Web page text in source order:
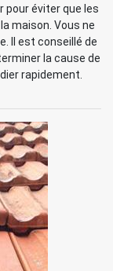
pour éviter que les
maison. Vous ne
Il est conseillé de
la cause de
rapidement.